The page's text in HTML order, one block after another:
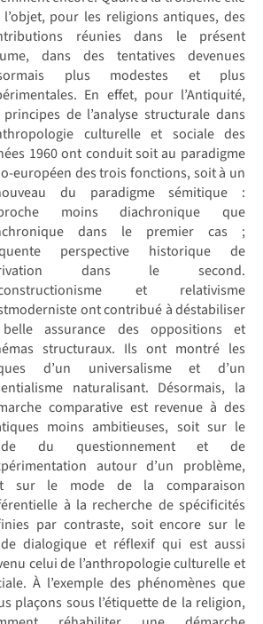
l’objet, pour les religions antiques, des
réunies dans le présent
dans des tentatives devenues
plus modestes et plus
En effet, pour l’Antiquité,
principes de l’analyse structurale dans
culturelle et sociale des
1960 ont conduit soit au paradigme
européen des trois fonctions, soit à un
du paradigme sémitique :
moins diachronique que
dans le premier cas ;
perspective historique de
dans le second.
et relativisme
ont contribué à déstabiliser
assurance des oppositions et
structuraux. Ils ont montré les
d’un universalisme et d’un
naturalisant. Désormais, la
comparative est revenue à des
moins ambitieuses, soit sur le
du questionnement et de
autour d’un problème,
sur le mode de la comparaison
à la recherche de spécificités
par contraste, soit encore sur le
dialogique et réflexif qui est aussi
celui de l’anthropologie culturelle et
À l’exemple des phénomènes que
plaçons sous l’étiquette de la religion,